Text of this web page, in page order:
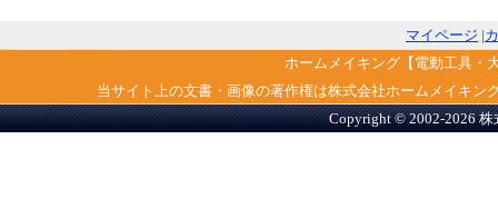
マイページ |
ホームメイキング【電動工具・
当サイト上の文書・画像の著作権は株式会社ホームメイキ
Copyright © 2002-2026